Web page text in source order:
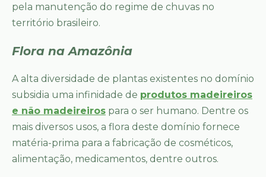
pela manutenção do regime de chuvas no
território brasileiro.
Flora na Amazônia
A alta diversidade de plantas existentes no domínio
subsidia uma infinidade de produtos madeireiros
e não madeireiros para o ser humano. Dentre os
mais diversos usos, a flora deste domínio fornece
matéria-prima para a fabricação de cosméticos,
alimentação, medicamentos, dentre outros.